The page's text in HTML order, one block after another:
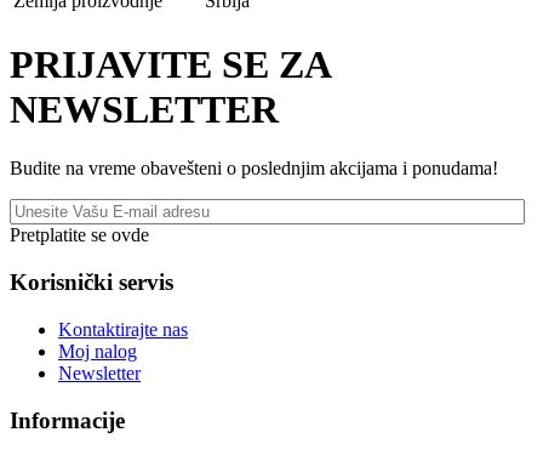
PRIJAVITE SE ZA
NEWSLETTER
Budite na vreme obavešteni o poslednjim akcijama i ponudama!
Pretplatite se ovde
Korisnički servis
Kontaktirajte nas
Moj nalog
Newsletter
Informacije